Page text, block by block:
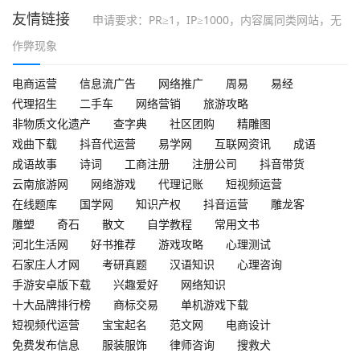
友情链接
申请要求：PR≥1，IP≥1000，内容属同类网站，无
作弊现象
电商运营 信息流广告 网络推广 周易
易经
代理招生
二手车 网络营销
旅游攻略
非物质文化遗产
查字典 社区团购
精雕图
戏曲下载
抖音代运营 易学网 互联网资讯
成语
成语故事
诗词 工商注册 注册公司
抖音带货
云南旅游网
网络游戏 代理记账
短视频运营
在线题库
国学网 知识产权 抖音运营
雕龙客
雕塑
奇石 散文 自学教程
常用文书
河北生活网
好书推荐 游戏攻略
心理测试
石家庄人才网
考研真题 汉语知识
心理咨询
手游安卓版下载
兴趣爱好
网络知识
十大品牌排行榜
商标交易
单机游戏下载
短视频代运营
宝宝起名 范文网
电商设计
免费发布信息
服装服饰 律师咨询
搜救犬